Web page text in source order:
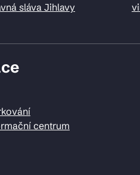
sláva Jihlavy
centrum